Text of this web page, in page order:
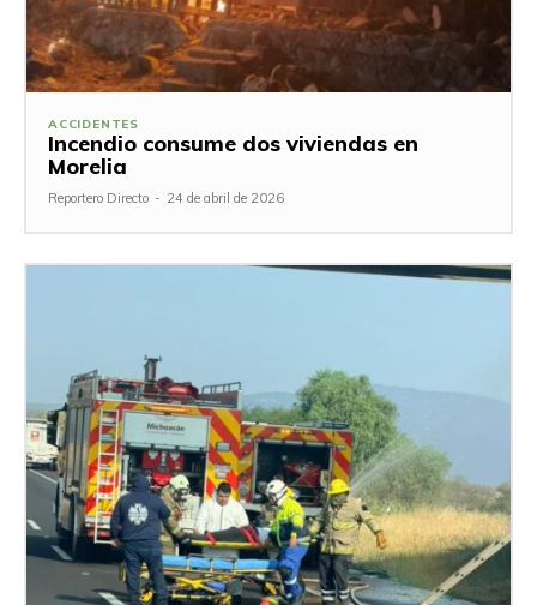
ACCIDENTES
Incendio consume dos viviendas en
Morelia
Reportero Directo - 24 de abril de 2026